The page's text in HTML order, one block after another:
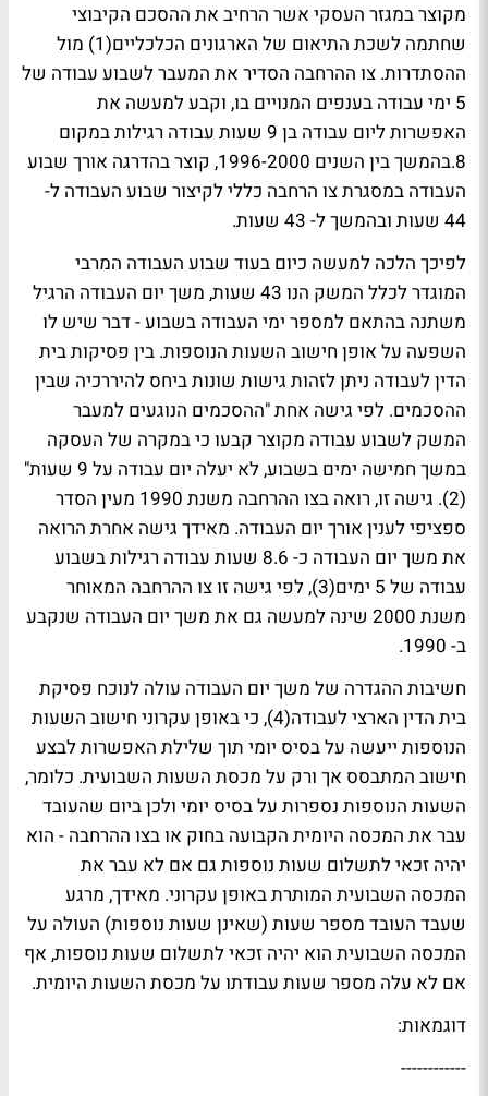
מקוצר במגזר העסקי אשר הרחיב את ההסכם הקיבוצי
שחתמה לשכת התיאום של הארגונים הכלכליים(1) מול
ההסתדרות. צו ההרחבה הסדיר את המעבר לשבוע עבודה של
5 ימי עבודה בענפים המנויים בו, וקבע למעשה את
האפשרות ליום עבודה בן 9 שעות עבודה רגילות במקום
8.בהמשך בין השנים 1996-2000, קוצר בהדרגה אורך שבוע
העבודה במסגרת צו הרחבה כללי לקיצור שבוע העבודה ל-
44 שעות ובהמשך ל- 43 שעות.
לפיכך הלכה למעשה כיום בעוד שבוע העבודה המרבי
המוגדר לכלל המשק הנו 43 שעות, משך יום העבודה הרגיל
משתנה בהתאם למספר ימי העבודה בשבוע - דבר שיש לו
השפעה על אופן חישוב השעות הנוספות. בין פסיקות בית
הדין לעבודה ניתן לזהות גישות שונות ביחס להיררכיה שבין
ההסכמים. לפי גישה אחת "ההסכמים הנוגעים למעבר
המשק לשבוע עבודה מקוצר קבעו כי במקרה של העסקה
במשך חמישה ימים בשבוע, לא יעלה יום עבודה על 9 שעות"
(2). גישה זו, רואה בצו ההרחבה משנת 1990 מעין הסדר
ספציפי לענין אורך יום העבודה. מאידך גישה אחרת הרואה
את משך יום העבודה כ- 8.6 שעות עבודה רגילות בשבוע
עבודה של 5 ימים(3), לפי גישה זו צו ההרחבה המאוחר
משנת 2000 שינה למעשה גם את משך יום העבודה שנקבע
ב- 1990.
חשיבות ההגדרה של משך יום העבודה עולה לנוכח פסיקת
בית הדין הארצי לעבודה(4), כי באופן עקרוני חישוב השעות
הנוספות ייעשה על בסיס יומי תוך שלילת האפשרות לבצע
חישוב המתבסס אך ורק על מכסת השעות השבועית. כלומר,
השעות הנוספות נספרות על בסיס יומי ולכן ביום שהעובד
עבר את המכסה היומית הקבועה בחוק או בצו ההרחבה - הוא
יהיה זכאי לתשלום שעות נוספות גם אם לא עבר את
המכסה השבועית המותרת באופן עקרוני. מאידך, מרגע
שעבד העובד מספר שעות (שאינן שעות נוספות) העולה על
המכסה השבועית הוא יהיה זכאי לתשלום שעות נוספות, אף
אם לא עלה מספר שעות עבודתו על מכסת השעות היומית.
דוגמאות:
------------